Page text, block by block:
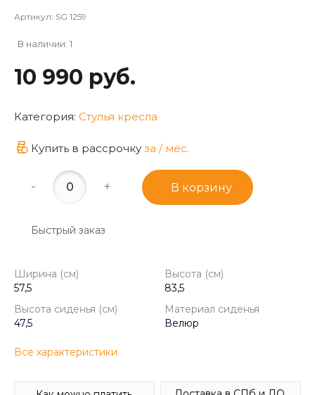
Артикул: SG 1259
В наличии: 1
10 990 руб.
Категория: Стулья кресла
Купить в рассрочку за / мес.
- + В корзину
Быстрый заказ
Ширина (см)
57,5
Высота (см)
83,5
Высота сиденья (см)
47,5
Материал сиденья
Велюр
Все характеристики